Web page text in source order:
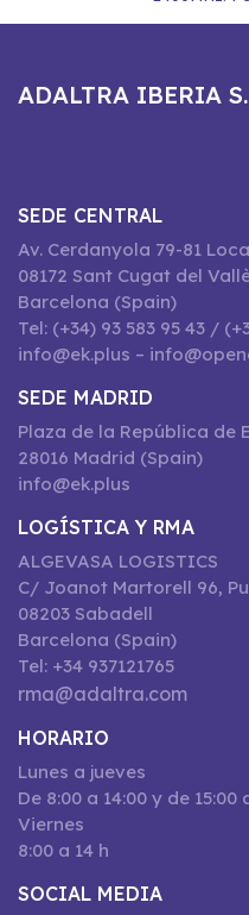
ADALTRA IBERIA
SEDE CENTRAL
Av. Cerdanyola 79-81
08172 Sant Cugat del
Barcelona (Spain)
Tel: (+34) 93 583 95 43 /
info@ek.plus –
SEDE MADRID
Plaza de la República de
28016 Madrid (Spain)
info@ek.plus
LOGÍSTICA Y RMA
ALGEVASA LOGISTICS
C/ Joanot Martorell 96,
08203 Sabadell
Barcelona (Spain)
Tel: +34 937121765
rma@adaltra.com
HORARIO
Lunes a jueves
De 8:00 a 14:00 y de 15:00
Viernes
8:00 a 14 h
SOCIAL MEDIA